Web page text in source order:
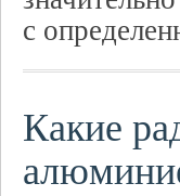
с
Какие